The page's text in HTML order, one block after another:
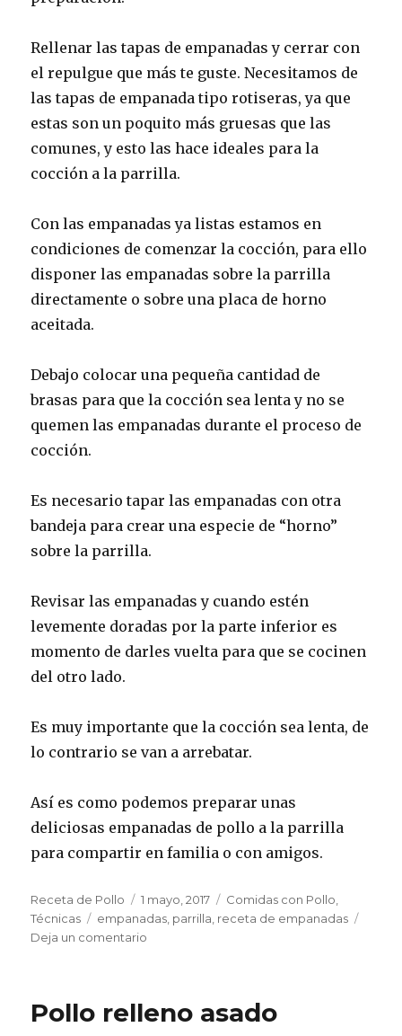
Rellenar las tapas de empanadas y cerrar con
el repulgue que más te guste. Necesitamos de
las tapas de empanada tipo rotiseras, ya que
estas son un poquito más gruesas que las
comunes, y esto las hace ideales para la
cocción a la parrilla.
Con las empanadas ya listas estamos en
condiciones de comenzar la cocción, para ello
disponer las empanadas sobre la parrilla
directamente o sobre una placa de horno
aceitada.
Debajo colocar una pequeña cantidad de
brasas para que la cocción sea lenta y no se
quemen las empanadas durante el proceso de
cocción.
Es necesario tapar las empanadas con otra
bandeja para crear una especie de “horno”
sobre la parrilla.
Revisar las empanadas y cuando estén
levemente doradas por la parte inferior es
momento de darles vuelta para que se cocinen
del otro lado.
Es muy importante que la cocción sea lenta, de
lo contrario se van a arrebatar.
Así es como podemos preparar unas
deliciosas empanadas de pollo a la parrilla
para compartir en familia o con amigos.
Autor
Receta de Pollo
Publicado
el
1 mayo, 2017 Categorías
Comidas con Pollo
Técnicas
Etiquetas
empanadas parrilla receta de empanadas
Deja un comentario
a
Pollo relleno asado